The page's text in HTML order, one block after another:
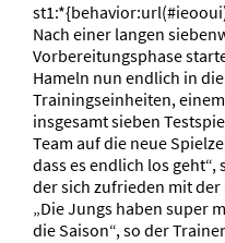
Nach einer langen
Vorbereitungsphase
Hameln nun endlich in
Trainingseinheiten,
insgesamt sieben
Team auf die neue
dass es endlich los
der sich zufrieden mit der
„Die Jungs haben super
die Saison“, so der